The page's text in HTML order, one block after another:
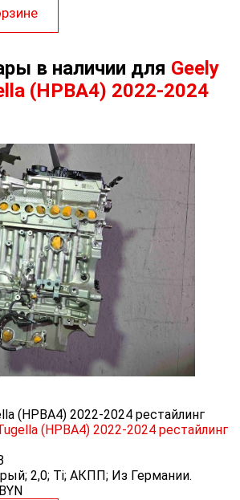
в наличии для Geely
(HPBA4) 2022-2024
(HPBA4) 2022-2024 рестайлинг
(HPBA4) 2022-2024 рестайлинг
2,0; Ti; АКПП; Из Германии.
BYN